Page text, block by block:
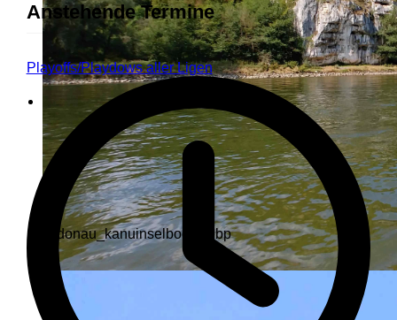
Anstehende Termine
Playoffs/Playdows aller Ligen